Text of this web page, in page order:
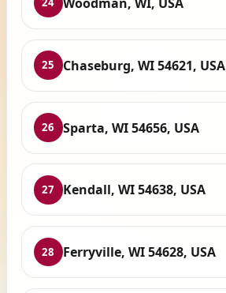
25 Chaseburg, WI 54621, USA
26 Sparta, WI 54656, USA
27 Kendall, WI 54638, USA
28 Ferryville, WI 54628, USA